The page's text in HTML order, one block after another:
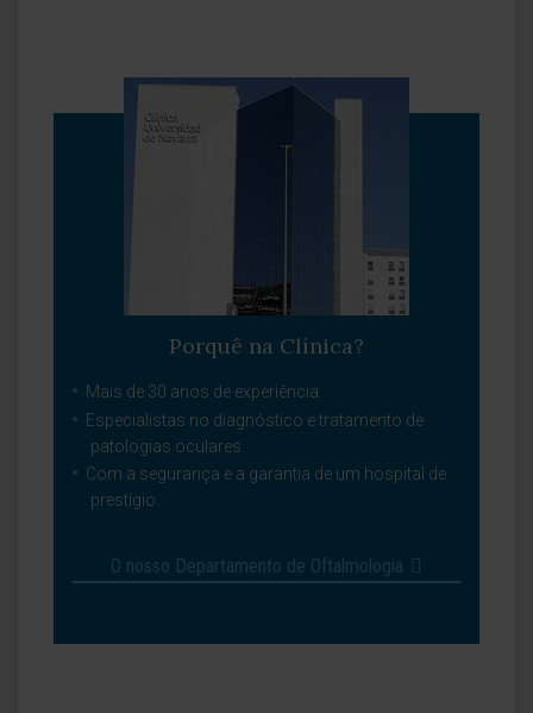
Porquê na Clínica?
Mais de 30 anos de experiência.
Especialistas no diagnóstico e tratamento de
patologias oculares.
Com a segurança e a garantia de um hospital de
prestígio.
O nosso Departamento de Oftalmologia